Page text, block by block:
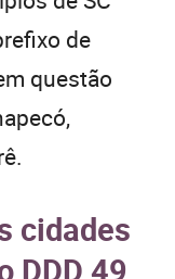
de
questão
cidades
DDD 49